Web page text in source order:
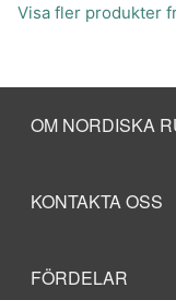
Visa fler produkter
OM NORDISKA
KONTAKTA OSS
FÖRDELAR